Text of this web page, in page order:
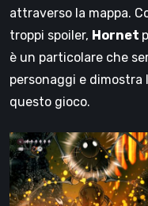
attraverso la mappa.
troppi spoiler, Hornet
è un particolare che
personaggi e
questo gioco.